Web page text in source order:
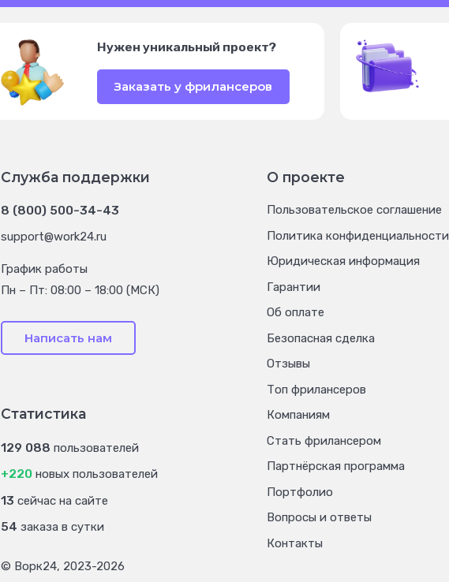
Нужен уникальный проект?
Заказать у фрилансеров
Служба поддержки
8 (800) 500-34-43
support@work24.ru
График работы
Пн – Пт: 08:00 – 18:00 (МСК)
Написать нам
О проекте
Пользовательское соглашение
Политика конфиденциальности
Юридическая информация
Гарантии
Об оплате
Безопасная сделка
Отзывы
Топ фрилансеров
Компаниям
Стать фрилансером
Партнёрская программа
Портфолио
Вопросы и ответы
Контакты
Статистика
129 088 пользователей
+220 новых пользователей
13 сейчас на сайте
54 заказа в сутки
© Ворк24, 2023-2026